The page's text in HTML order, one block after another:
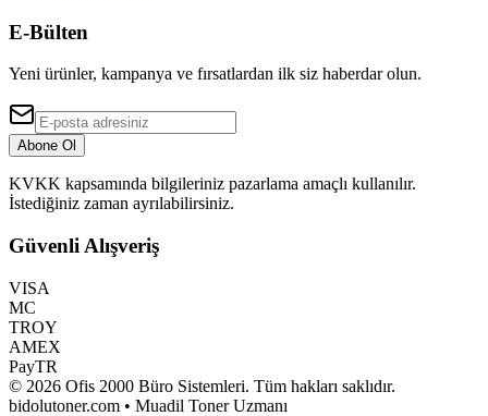
E-Bülten
Yeni ürünler, kampanya ve fırsatlardan ilk siz haberdar olun.
Abone Ol
KVKK kapsamında bilgileriniz pazarlama amaçlı kullanılır.
İstediğiniz zaman ayrılabilirsiniz.
Güvenli Alışveriş
VISA
MC
TROY
AMEX
PayTR
© 2026 Ofis 2000 Büro Sistemleri. Tüm hakları saklıdır.
bidolutoner.com • Muadil Toner Uzmanı